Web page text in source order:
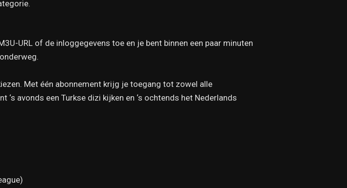
URL of de inloggegevens toe en je bent binnen een paar minuten
Met één abonnement krijg je toegang tot zowel alle
avonds een Turkse dizi kijken en ‘s ochtends het Nederlands